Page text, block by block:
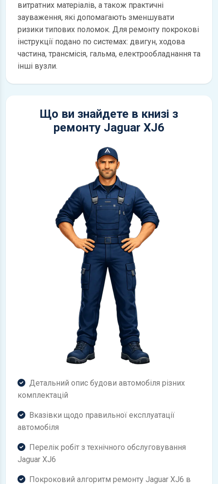
витратних матеріалів, а також практичні
зауваження, які допомагають зменшувати
ризики типових поломок. Для ремонту покрокові
інструкції подано по системах: двигун, ходова
частина, трансмісія, гальма, електрообладнання та
інші вузли.
Що ви знайдете в книзі з
ремонту Jaguar XJ6
Детальний опис будови автомобіля різних
комплектацій
Вказівки щодо правильної експлуатації
автомобіля
Перелік робіт з технічного обслуговування
Jaguar XJ6
Покроковий алгоритм ремонту Jaguar XJ6 в